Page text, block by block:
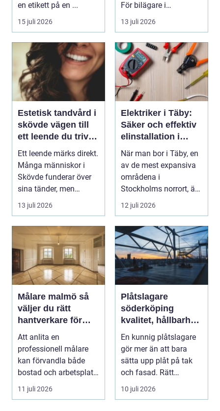
en etikett på en ...
15 juli 2026
För bilägare i
Stockholm handlar
13 juli 2026
Estetisk tandvård i
skövde vägen till
ett leende du trivs
med
Ett leende märks direkt.
Många människor i
Skövde funderar över
sina tänder, men
skjuter upp att gör...
13 juli 2026
Elektriker i Täby:
Säker och effektiv
elinstallation i
norrort
När man bor i Täby, en
av de mest expansiva
områdena i
Stockholms norrort, är
b...
12 juli 2026
Målare malmö så
väljer du rätt
hantverkare för
hem och företag
Att anlita en
professionell målare
kan förvandla både
bostad och arbetsplats
på kort tid. Färger, yt...
11 juli 2026
Plåtslagare
söderköping
kvalitet, hållbarhet
och tryggt
takarbete
En kunnig plåtslagare
gör mer än att bara
sätta upp plåt på tak
och fasad. Rätt
plåtarbeten skyddar ...
10 juli 2026